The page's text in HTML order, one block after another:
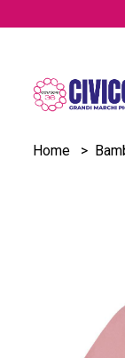
Salta al contenuto
Home >